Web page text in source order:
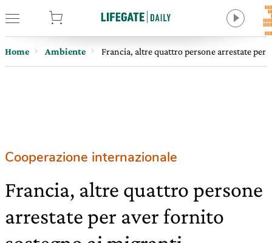
Home Ambiente Francia, altre quattro persone arrestate
Cooperazione internazionale
Francia, altre quattro persone
arrestate per aver fornito